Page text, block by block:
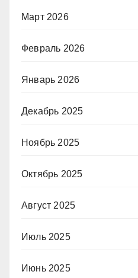
Март 2026
Февраль 2026
Январь 2026
Декабрь 2025
Ноябрь 2025
Октябрь 2025
Август 2025
Июль 2025
Июнь 2025